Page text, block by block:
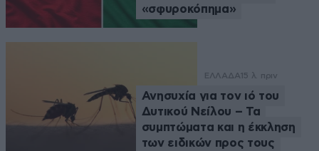
«σφυροκόπημα»
ΕΛΛΑΔΑ 15 λ. πριν
Ανησυχία για τον ιό του
Δυτικού Νείλου – Τα
συμπτώματα και η έκκληση
των ειδικών προς τους